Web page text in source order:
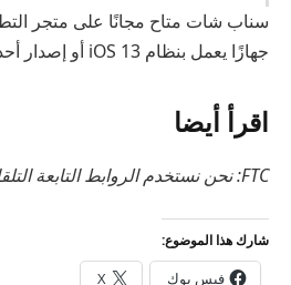
سناب شات متاح مجانًا على متجر
جهازًا يعمل بنظام iOS 13 أو إصدار أحدث.
اقرأ أيضا
FTC: نحن نستخدم الروابط التابعة التلقائية لكسب الدخل.
شارك هذا الموضوع:
فيس بوك X